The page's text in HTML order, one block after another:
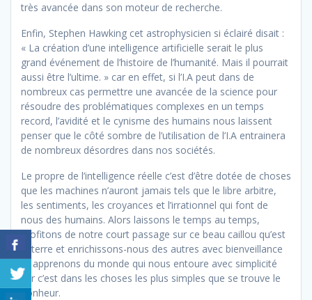
très avancée dans son moteur de recherche.
Enfin, Stephen Hawking cet astrophysicien si éclairé disait :
« La création d’une intelligence artificielle serait le plus
grand événement de l’histoire de l’humanité. Mais il pourrait
aussi être l’ultime. » car en effet, si l’I.A peut dans de
nombreux cas permettre une avancée de la science pour
résoudre des problématiques complexes en un temps
record, l’avidité et le cynisme des humains nous laissent
penser que le côté sombre de l’utilisation de l’I.A entrainera
de nombreux désordres dans nos sociétés.
Le propre de l’intelligence réelle c’est d’être dotée de choses
que les machines n’auront jamais tels que le libre arbitre,
les sentiments, les croyances et l’irrationnel qui font de
nous des humains. Alors laissons le temps au temps,
profitons de notre court passage sur ce beau caillou qu’est
la terre et enrichissons-nous des autres avec bienveillance
et apprenons du monde qui nous entoure avec simplicité
car c’est dans les choses les plus simples que se trouve le
bonheur.